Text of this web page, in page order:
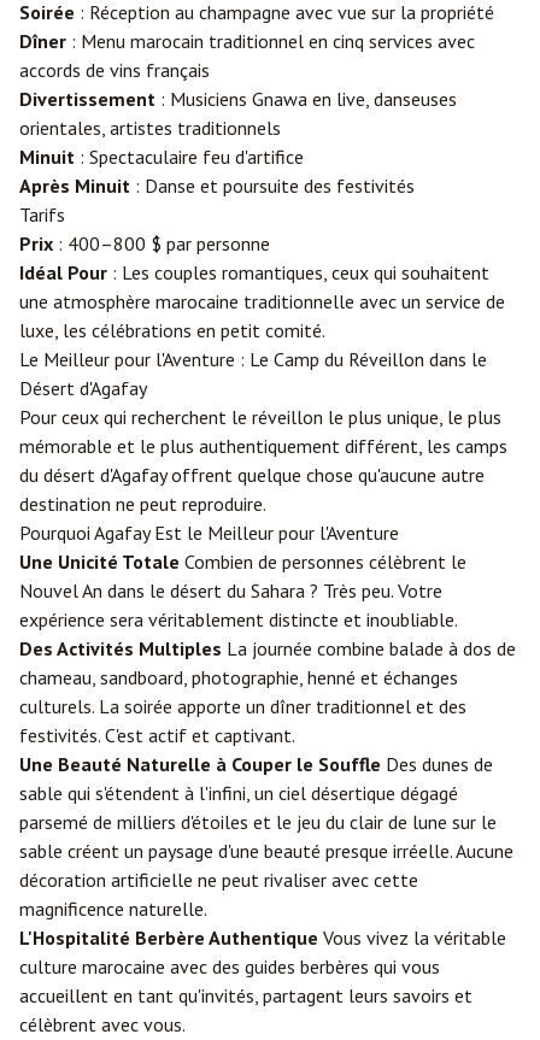
Soirée : Réception au champagne avec vue sur la propriété
Dîner : Menu marocain traditionnel en cinq services avec
accords de vins français
Divertissement : Musiciens Gnawa en live, danseuses
orientales, artistes traditionnels
Minuit : Spectaculaire feu d'artifice
Après Minuit : Danse et poursuite des festivités
Tarifs
Prix : 400–800 $ par personne
Idéal Pour : Les couples romantiques, ceux qui souhaitent
une atmosphère marocaine traditionnelle avec un service de
luxe, les célébrations en petit comité.
Le Meilleur pour l'Aventure : Le Camp du Réveillon dans le
Désert d'Agafay
Pour ceux qui recherchent le réveillon le plus unique, le plus
mémorable et le plus authentiquement différent, les camps
du désert d'Agafay offrent quelque chose qu'aucune autre
destination ne peut reproduire.
Pourquoi Agafay Est le Meilleur pour l'Aventure
Une Unicité Totale Combien de personnes célèbrent le
Nouvel An dans le désert du Sahara ? Très peu. Votre
expérience sera véritablement distincte et inoubliable.
Des Activités Multiples La journée combine balade à dos de
chameau, sandboard, photographie, henné et échanges
culturels. La soirée apporte un dîner traditionnel et des
festivités. C'est actif et captivant.
Une Beauté Naturelle à Couper le Souffle Des dunes de
sable qui s'étendent à l'infini, un ciel désertique dégagé
parsemé de milliers d'étoiles et le jeu du clair de lune sur le
sable créent un paysage d'une beauté presque irréelle. Aucune
décoration artificielle ne peut rivaliser avec cette
magnificence naturelle.
L'Hospitalité Berbère Authentique Vous vivez la véritable
culture marocaine avec des guides berbères qui vous
accueillent en tant qu'invités, partagent leurs savoirs et
célèbrent avec vous.